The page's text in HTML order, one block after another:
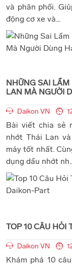
và phân phối.
động cơ xe và...
NHỮNG SAI
LAN MÀ NGƯỜI
Daikon VN
Bài viết chia sẻ
nhớt Thái Lan
máy tốt nhất.
dụng dầu nhớt
TOP 10 CÂU HỎI
Daikon VN
Khám phá 10